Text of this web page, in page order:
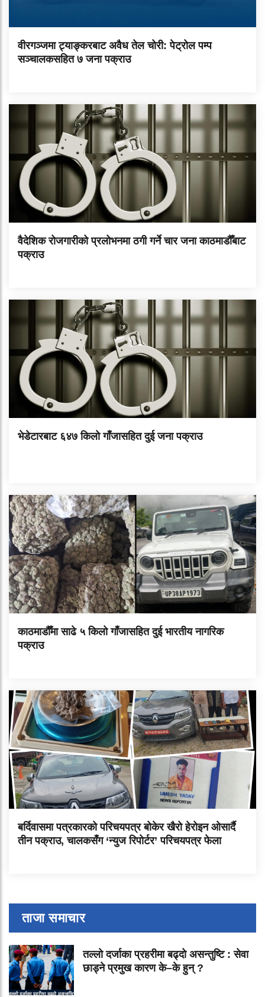
वीरगञ्जमा ट्याङ्करबाट अवैध तेल चोरी: पेट्रोल पम्प
सञ्चालकसहित ७ जना पक्राउ
वैदेशिक रोजगारीको प्रलोभनमा ठगी गर्ने चार जना काठमाडौँबाट
पक्राउ
भेडेटारबाट ६४७ किलो गाँजासहित दुई जना पक्राउ
काठमाडौँमा साढे ५ किलो गाँजासहित दुई भारतीय नागरिक
पक्राउ
बर्दिवासमा पत्रकारको परिचयपत्र बोकेर खैरो हेरोइन ओसार्दै
तीन पक्राउ, चालकसँग ‘न्युज रिपोर्टर’ परिचयपत्र फेला
ताजा समाचार
तल्लो दर्जाका प्रहरीमा बढ्दो असन्तुष्टि : सेवा
छाड्ने प्रमुख कारण के–के हुन् ?